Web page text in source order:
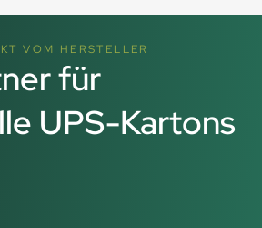
VOM HERSTELLER
für
UPS-Kartons